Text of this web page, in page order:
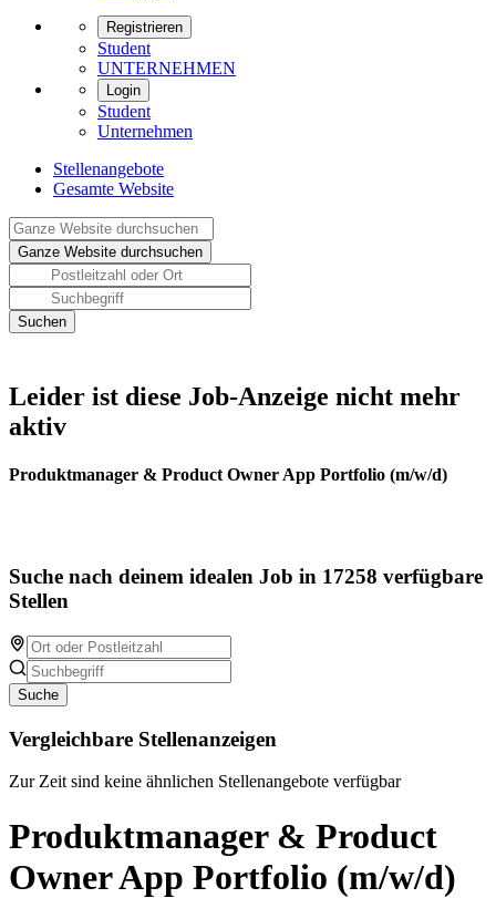
Registrieren
Student
UNTERNEHMEN
Login
Student
Unternehmen
Stellenangebote
Gesamte Website
Leider ist diese Job-Anzeige nicht mehr
aktiv
Produktmanager & Product Owner App Portfolio (m/w/d)
Suche nach deinem idealen Job in 17258 verfügbare
Stellen
Suche
Vergleichbare Stellenanzeigen
Zur Zeit sind keine ähnlichen Stellenangebote verfügbar
Produktmanager & Product
Owner App Portfolio (m/w/d)